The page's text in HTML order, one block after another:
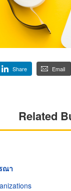
Share Email
Related
ณา